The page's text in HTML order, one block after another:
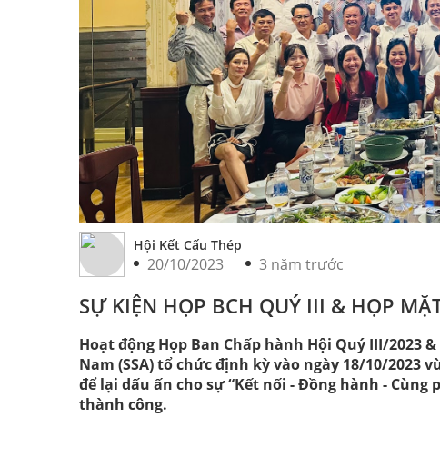
Hội Kết Cấu Thép
20/10/2023 3 năm trước
SỰ KIỆN HỌP BCH QUÝ III & HỌP
Hoạt động Họp Ban Chấp hành Hội Quý III/2023
Nam (SSA) tổ chức định kỳ vào ngày 18/10/
để lại dấu ấn cho sự “Kết nối - Đồng hành -
thành công.